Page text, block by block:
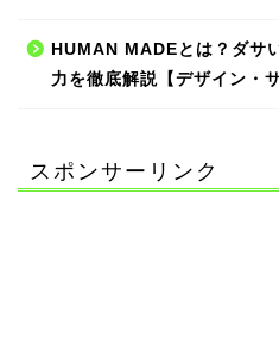
HUMAN MADEとは？ダサ
力を徹底解説【デザイン・
スポンサーリンク